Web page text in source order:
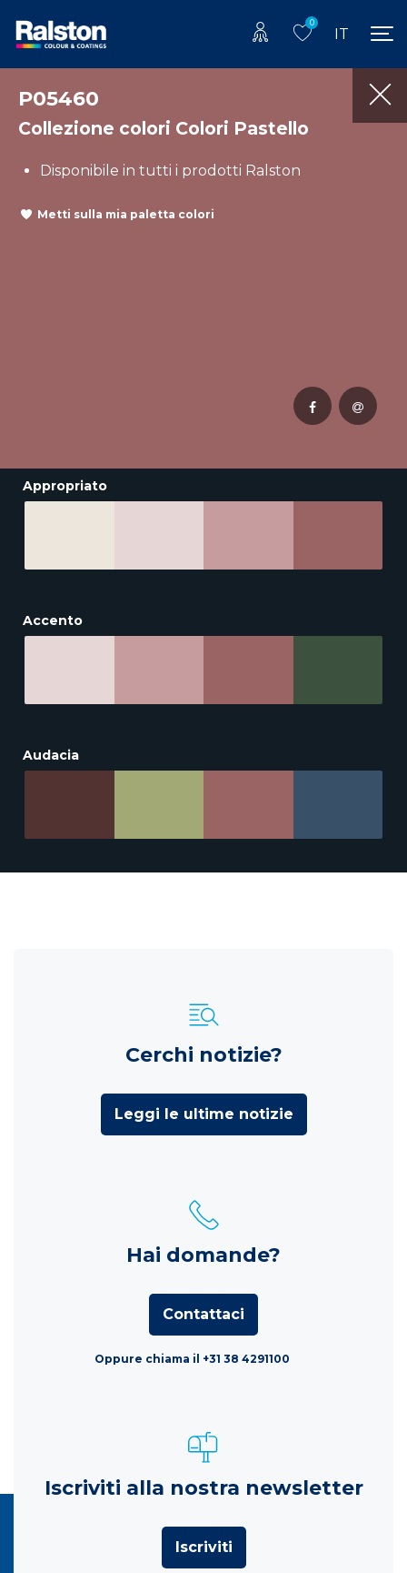
0
IT
P05460
Collezione colori Colori Pastello
Disponibile in tutti i prodotti Ralston
Metti sulla mia paletta colori
Appropriato
Accento
Audacia
Cerchi notizie?
Leggi le ultime notizie
Hai domande?
Contattaci
Oppure chiama il +31 38 4291100
Iscriviti alla nostra newsletter
Iscriviti